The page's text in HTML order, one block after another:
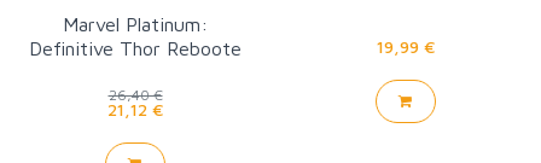
Marvel Platinum:
Definitive Thor Reboote
26,40 €
21,12 €
19,99 €